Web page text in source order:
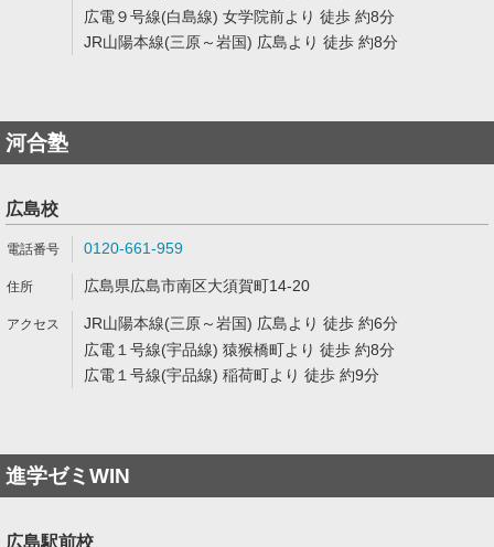
広電９号線(白島線) 女学院前より 徒歩 約8分
JR山陽本線(三原～岩国) 広島より 徒歩 約8分
河合塾
広島校
0120-661-959
広島県広島市南区大須賀町14-20
JR山陽本線(三原～岩国) 広島より 徒歩 約6分
広電１号線(宇品線) 猿猴橋町より 徒歩 約8分
広電１号線(宇品線) 稲荷町より 徒歩 約9分
進学ゼミWIN
広島駅前校